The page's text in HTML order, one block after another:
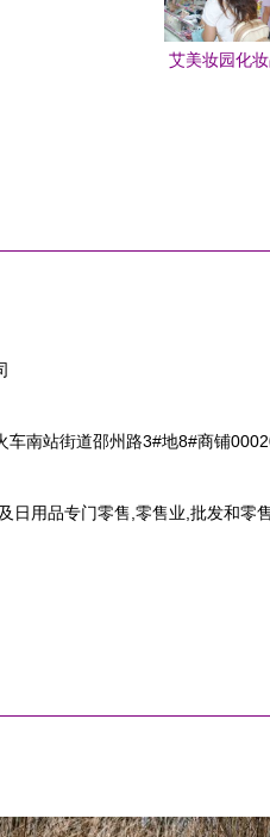
艾美妆园化
车南站街道邵州路3#地8#商铺
日用品专门零售,零售业,批发和零